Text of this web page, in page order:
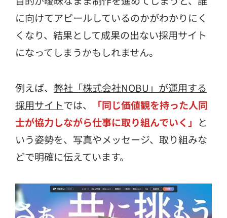
に向けてアピールしているのかがわかりにく
くなり、結果として成果の出ない採用サイト
になってしまうかもしれません。
例えば、 弊社「株式会社NOBU」が運用する
採用サイトでは、
「同じ価値観を持った人同
士が協力しながら仕事に取り組んでいく」 と
いう姿勢を、写真やメッセージ、取り組みな
どで明確に伝えています。